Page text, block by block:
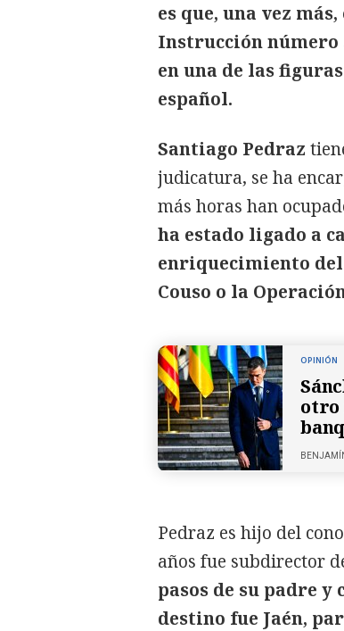
es que, una vez
Instrucción número
en una de las
español.
Santiago Pedraz
judicatura, se ha
más horas han
ha estado ligado a
enriquecimiento
Couso o la
OPINIÓN
otro
Pedraz es hijo del
años fue subdirector
pasos de su padre
destino fue Jaén,